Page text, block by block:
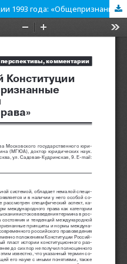
Enigma российской Конституции 1993 года: «Общепризнанные принципы и нормы международного права»